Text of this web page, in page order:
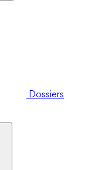
Dossiers